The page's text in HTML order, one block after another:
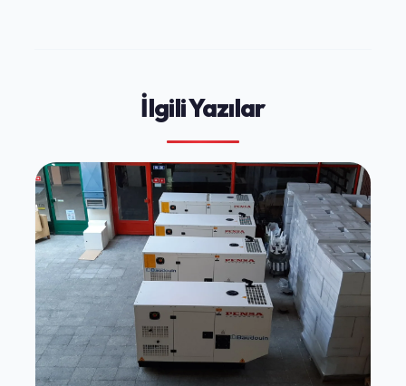
İlgili Yazılar